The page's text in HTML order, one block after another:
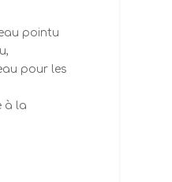
pointu
pour les
à la